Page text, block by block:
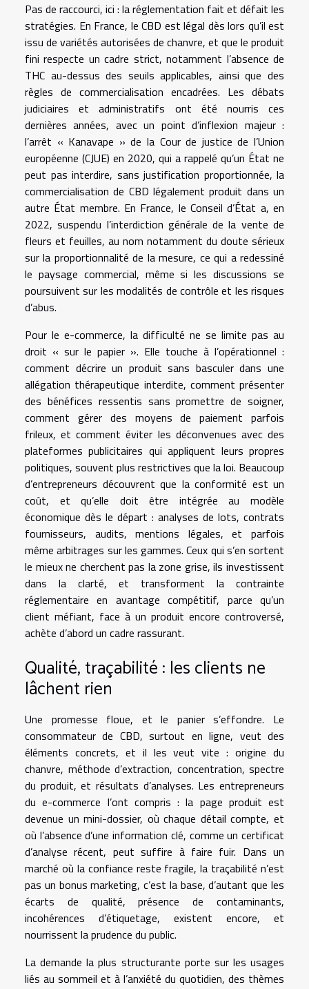
Pas de raccourci, ici : la réglementation fait et défait les
stratégies. En France, le CBD est légal dès lors qu’il est
issu de variétés autorisées de chanvre, et que le produit
fini respecte un cadre strict, notamment l’absence de
THC au-dessus des seuils applicables, ainsi que des
règles de commercialisation encadrées. Les débats
judiciaires et administratifs ont été nourris ces
dernières années, avec un point d’inflexion majeur :
l’arrêt « Kanavape » de la Cour de justice de l’Union
européenne (CJUE) en 2020, qui a rappelé qu’un État ne
peut pas interdire, sans justification proportionnée, la
commercialisation de CBD légalement produit dans un
autre État membre. En France, le Conseil d’État a, en
2022, suspendu l’interdiction générale de la vente de
fleurs et feuilles, au nom notamment du doute sérieux
sur la proportionnalité de la mesure, ce qui a redessiné
le paysage commercial, même si les discussions se
poursuivent sur les modalités de contrôle et les risques
d’abus.
Pour le e-commerce, la difficulté ne se limite pas au
droit « sur le papier ». Elle touche à l’opérationnel :
comment décrire un produit sans basculer dans une
allégation thérapeutique interdite, comment présenter
des bénéfices ressentis sans promettre de soigner,
comment gérer des moyens de paiement parfois
frileux, et comment éviter les déconvenues avec des
plateformes publicitaires qui appliquent leurs propres
politiques, souvent plus restrictives que la loi. Beaucoup
d’entrepreneurs découvrent que la conformité est un
coût, et qu’elle doit être intégrée au modèle
économique dès le départ : analyses de lots, contrats
fournisseurs, audits, mentions légales, et parfois
même arbitrages sur les gammes. Ceux qui s’en sortent
le mieux ne cherchent pas la zone grise, ils investissent
dans la clarté, et transforment la contrainte
réglementaire en avantage compétitif, parce qu’un
client méfiant, face à un produit encore controversé,
achète d’abord un cadre rassurant.
Qualité, traçabilité : les clients ne
lâchent rien
Une promesse floue, et le panier s’effondre. Le
consommateur de CBD, surtout en ligne, veut des
éléments concrets, et il les veut vite : origine du
chanvre, méthode d’extraction, concentration, spectre
du produit, et résultats d’analyses. Les entrepreneurs
du e-commerce l’ont compris : la page produit est
devenue un mini-dossier, où chaque détail compte, et
où l’absence d’une information clé, comme un certificat
d’analyse récent, peut suffire à faire fuir. Dans un
marché où la confiance reste fragile, la traçabilité n’est
pas un bonus marketing, c’est la base, d’autant que les
écarts de qualité, présence de contaminants,
incohérences d’étiquetage, existent encore, et
nourrissent la prudence du public.
La demande la plus structurante porte sur les usages
liés au sommeil et à l’anxiété du quotidien, des thèmes